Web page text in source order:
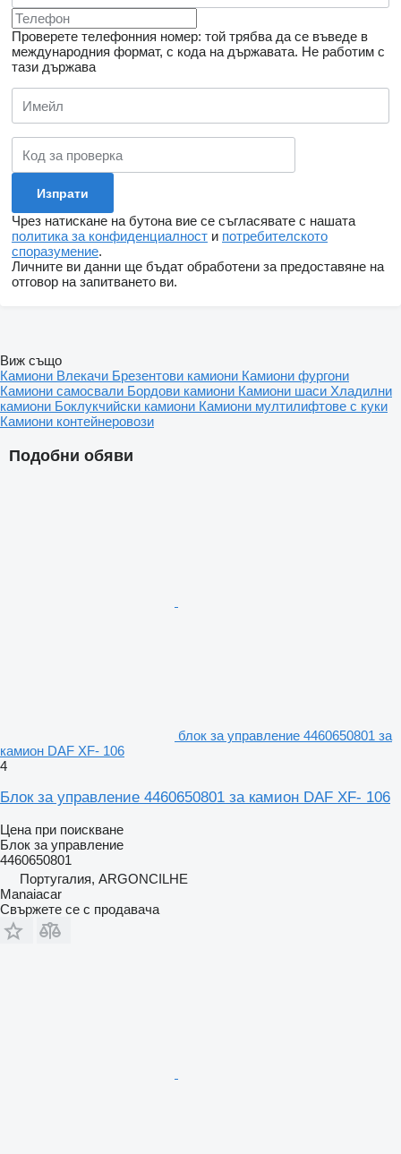
Проверете телефонния номер: той трябва да се въведе в
международния формат, с кода на държавата. Не работим с
тази държава
Чрез натискане на бутона вие се съгласявате с нашата
политика за конфиденциалност и потребителското
споразумение.
Личните ви данни ще бъдат обработени за предоставяне на
отговор на запитването ви.
Подобни обяви
блок за управление 4460650801 за
камион DAF XF- 106
4
Блок за управление 4460650801 за камион DAF XF- 106
Цена при поискване
Блок за управление
4460650801
Португалия, ARGONCILHE
Manaiacar
Свържете се с продавача
Виж също
Камиони Влекачи Брезентови камиони Камиони фургони
Камиони самосвали Бордови камиони Камиони шаси Хладилни
камиони Боклукчийски камиони Камиони мултилифтове с куки
Камиони контейнеровози